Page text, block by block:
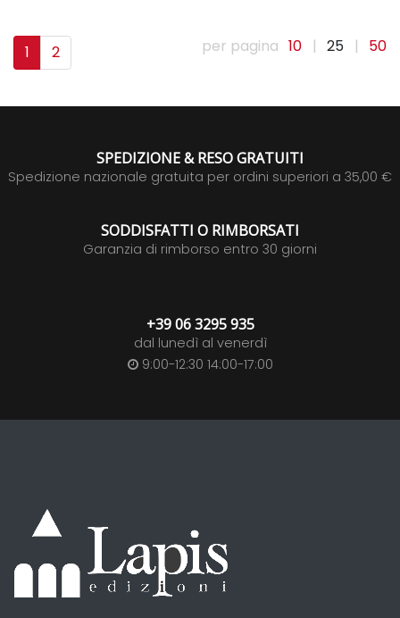
1 2 per pagina 10 | 25 | 50
SPEDIZIONE & RESO GRATUITI
Spedizione nazionale gratuita per ordini superiori a 35,00 €
SODDISFATTI O RIMBORSATI
Garanzia di rimborso entro 30 giorni
+39 06 3295 935
dal lunedì al venerdì
9:00-12:30 14:00-17:00